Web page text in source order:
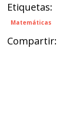
Etiquetas:
Matemáticas
Compartir: